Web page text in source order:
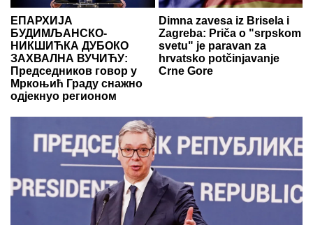
ЕПАРХИЈА
БУДИМЉАНСКО-
НИКШИЋКА ДУБОКО
ЗАХВАЛНА ВУЧИЋУ:
Председников говор у
Мркоњић Граду снажно
одјекнуо регионом
Dimna zavesa iz Brisela i
Zagreba: Priča o "srpskom
svetu" je paravan za
hrvatsko potčinjavanje
Crne Gore